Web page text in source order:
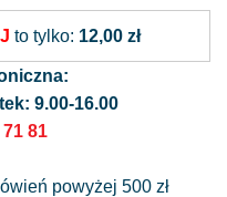
to tylko: 12,00 zł
9.00-16.00
81
powyżej 500 zł